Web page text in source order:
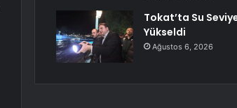
Tokat’ta Su
Yükseldi
Ağustos 6, 2026